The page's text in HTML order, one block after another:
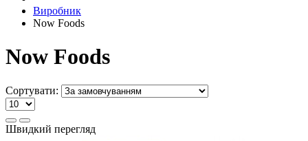
Виробник
Now Foods
Now Foods
Сортувати:
Швидкий перегляд